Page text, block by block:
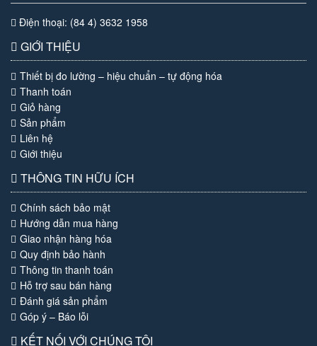
Điện thoại: (84 4) 3632 1958
GIỚI THIỆU
Thiết bị đo lường – hiệu chuẩn – tự động hóa
Thanh toán
Giỏ hàng
Sản phẩm
Liên hệ
Giới thiệu
THÔNG TIN HỮU ÍCH
Chính sách bảo mật
Hướng dẫn mua hàng
Giao nhận hàng hóa
Quy định bảo hành
Thông tin thanh toán
Hỗ trợ sau bán hàng
Đánh giá sản phẩm
Góp ý – Báo lỗi
KẾT NỐI VỚI CHÚNG TÔI